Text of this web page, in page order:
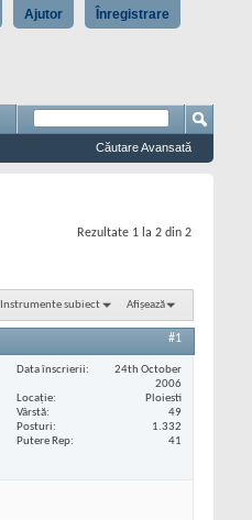
Înregistrare
Ajutor
Căutare Avansată
Rezultate 1 la 2 din 2
Instrumente subiect Afișează
#1
Data înscrierii
24th October
2006
Locaţie
Ploiesti
Vârstă
49
Posturi
1.332
Putere Rep
41